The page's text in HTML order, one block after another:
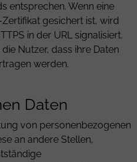
entsprechen. Wenn eine
gesichert ist, wird
in der URL signalisiert.
Nutzer, dass ihre Daten
werden.
Daten
von personenbezogenen
an andere Stellen,